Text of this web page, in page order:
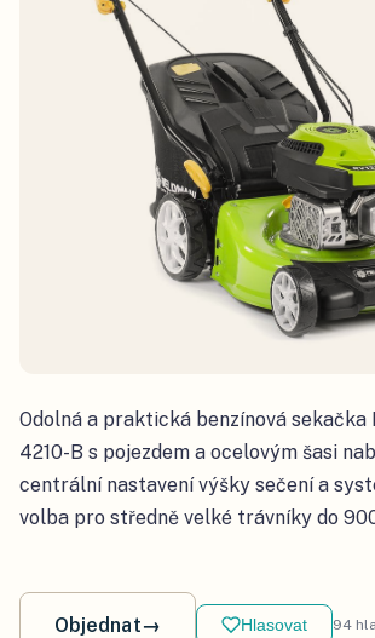
Odolná a praktická benzínová sekačka
4210-B s pojezdem a ocelovým šasi
centrální nastavení výšky sečení a
volba pro středně velké trávníky do
Objednat→ Hlasovat 94